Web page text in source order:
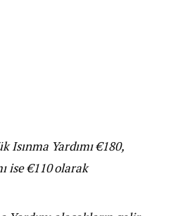
Isınma Yardımı €180,
ise €110 olarak